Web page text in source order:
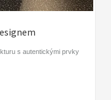
s autentickými prvky